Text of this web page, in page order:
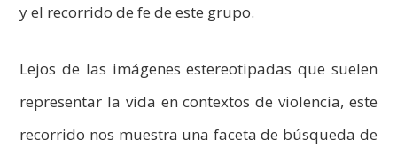
y el recorrido de fe de este grupo.
Lejos de las imágenes estereotipadas que suelen
representar la vida en contextos de violencia, este
recorrido nos muestra una faceta de búsqueda de